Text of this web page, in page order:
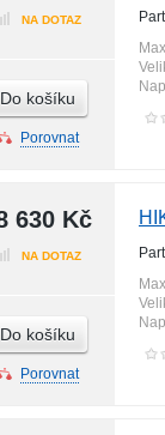
NA DOTAZ
Do košíku
Porovnat
630 Kč
NA DOTAZ
Do košíku
Porovnat